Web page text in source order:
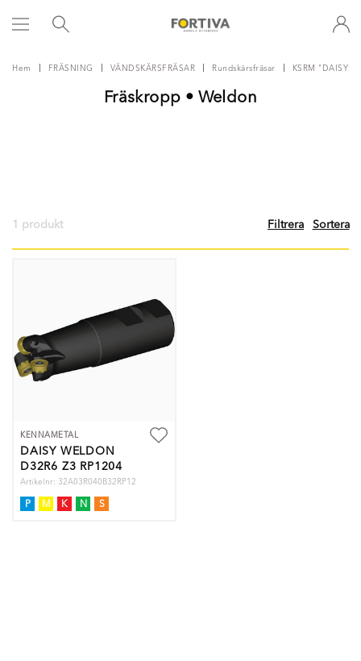
Hem FRÄSNING VÄNDSKÄRSFRÄSAR Rundskärsfräsar KSRM "DAISY"
Fräskropp • Weldon
1 produkt Filtrera Sortera
KENNAMETAL
DAISY WELDON
D32R6 Z3 RP1204
Artikelnr: 32A03R040B32RP12
P M K N S